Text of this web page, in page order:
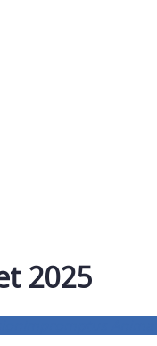
2025